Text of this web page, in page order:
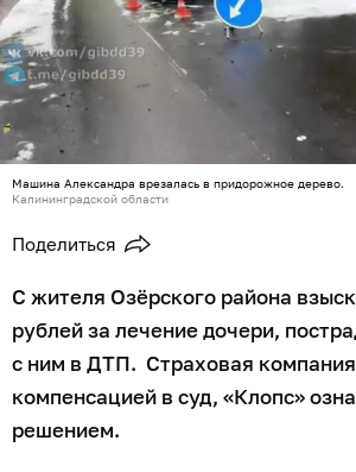
Машина Александра врезалась в придорожное дерево.
Калининградской области
Поделиться
С жителя Озёрского района
рублей за лечение дочери,
с ним в ДТП. Страховая компания
компенсацией в суд, «Клопс»
решением.